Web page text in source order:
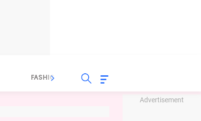
Advertisement
FASHION FOOD